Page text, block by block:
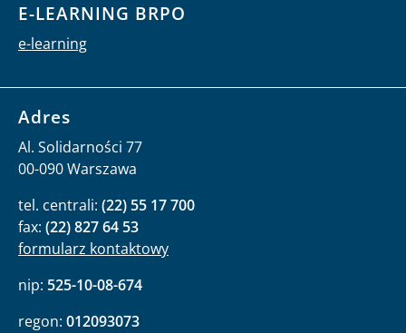
E-LEARNING BRPO
e-learning
Adres
Al. Solidarności 77
00-090 Warszawa
tel. centrali: (22) 55 17 700
fax: (22) 827 64 53
formularz kontaktowy
nip: 525-10-08-674
regon: 012093073